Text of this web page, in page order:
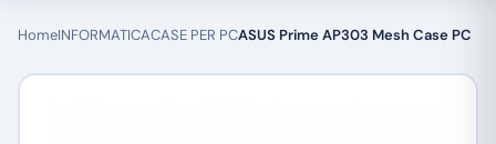
HomeINFORMATICACASE PER PCASUS Prime AP303 Mesh Case PC